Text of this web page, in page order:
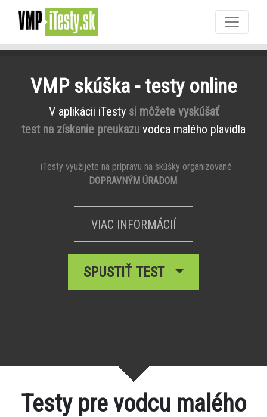
VMP skúška - testy online
V aplikácii iTesty si môžete vyskúšať
test na získanie preukazu vodca malého plavidla
iTesty využijete na prípravu na skúšky organizované
DOPRAVNÝM ÚRADOM.
VIAC INFORMÁCIÍ
SPUSTIŤ TEST
Testy pre vodcu malého